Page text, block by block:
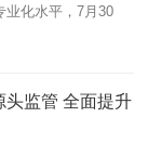
业化水平，7月30
组织开展2026年
头监管 全面提升